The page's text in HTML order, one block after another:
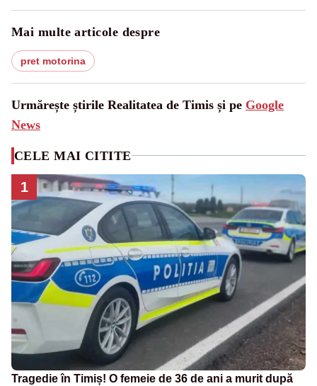
Mai multe articole despre
pret motorina
Urmărește știrile Realitatea de Timis și pe Google
News
CELE MAI CITITE
1
Tragedie în Timiș! O femeie de 36 de ani a murit după